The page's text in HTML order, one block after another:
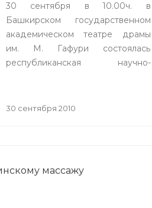
30 сентября в 10.00ч. в
Башкирском государственном
академическом театре драмы
им. М. Гафури состоялась
республиканская научно-
инфекционной патологии»,
30 сентября 2010
массажу